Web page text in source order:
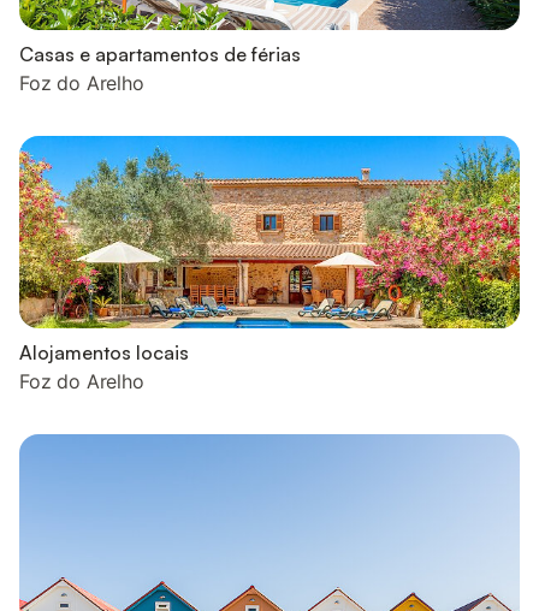
Casas e apartamentos de férias
Foz do Arelho
Alojamentos locais
Foz do Arelho